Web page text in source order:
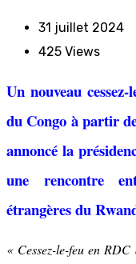
31 juillet 2024
425 Views
Un nouveau
du Congo à partir
annoncé la
une rencontre
étrangères du
« Cessez-le-feu en